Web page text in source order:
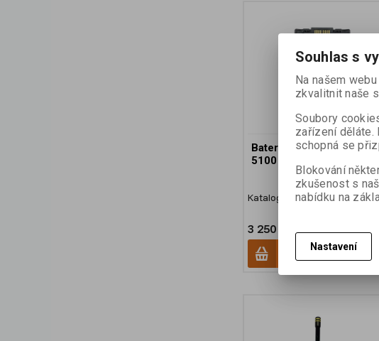
Baterie pro TDC6, 3.85V,
5100 mAh
Katalogové číslo: 125510-10-
3 250 Kč (bez DPH)
Přidat do košíku
Souhlas s
Na našem
zkvalitnit naše
Soubory
zařízení děláte.
schopná se
Blokování
zkušenost s
nabídku na
Nastavení